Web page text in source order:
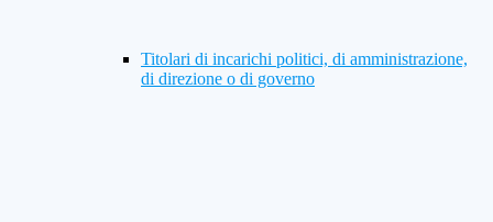
Titolari di incarichi politici, di amministrazione,
di direzione o di governo